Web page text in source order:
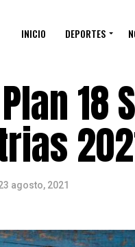
INICIO DEPORTES
18
agosto, 2021